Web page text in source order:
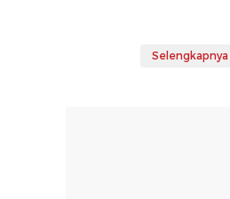
Selengkapnya